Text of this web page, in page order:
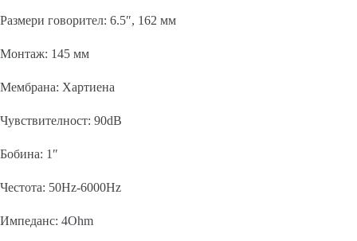
Размери говорител: 6.5″, 162 мм
Монтаж: 145 мм
Мембрана: Хартиена
Чувствителност: 90dB
Бобина: 1″
Честота: 50Hz-6000Hz
Импеданс: 4Ohm